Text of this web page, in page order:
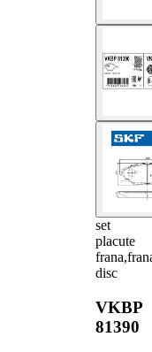
set
placute
disc
VKBP
81390